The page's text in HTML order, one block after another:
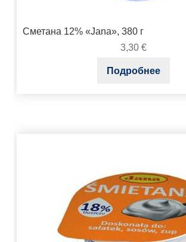
Сметана 12% «Jana», 380 г
3,30 €
Подробнее